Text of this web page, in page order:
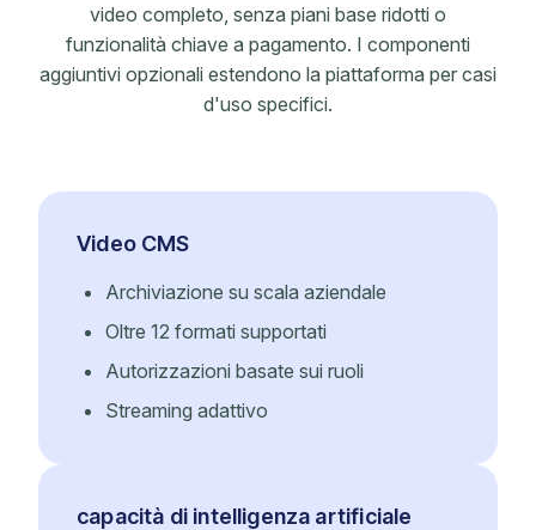
video completo, senza piani base ridotti o
funzionalità chiave a pagamento. I componenti
aggiuntivi opzionali estendono la piattaforma per casi
d'uso specifici.
Video CMS
Archiviazione su scala aziendale
Oltre 12 formati supportati
Autorizzazioni basate sui ruoli
Streaming adattivo
capacità di intelligenza artificiale